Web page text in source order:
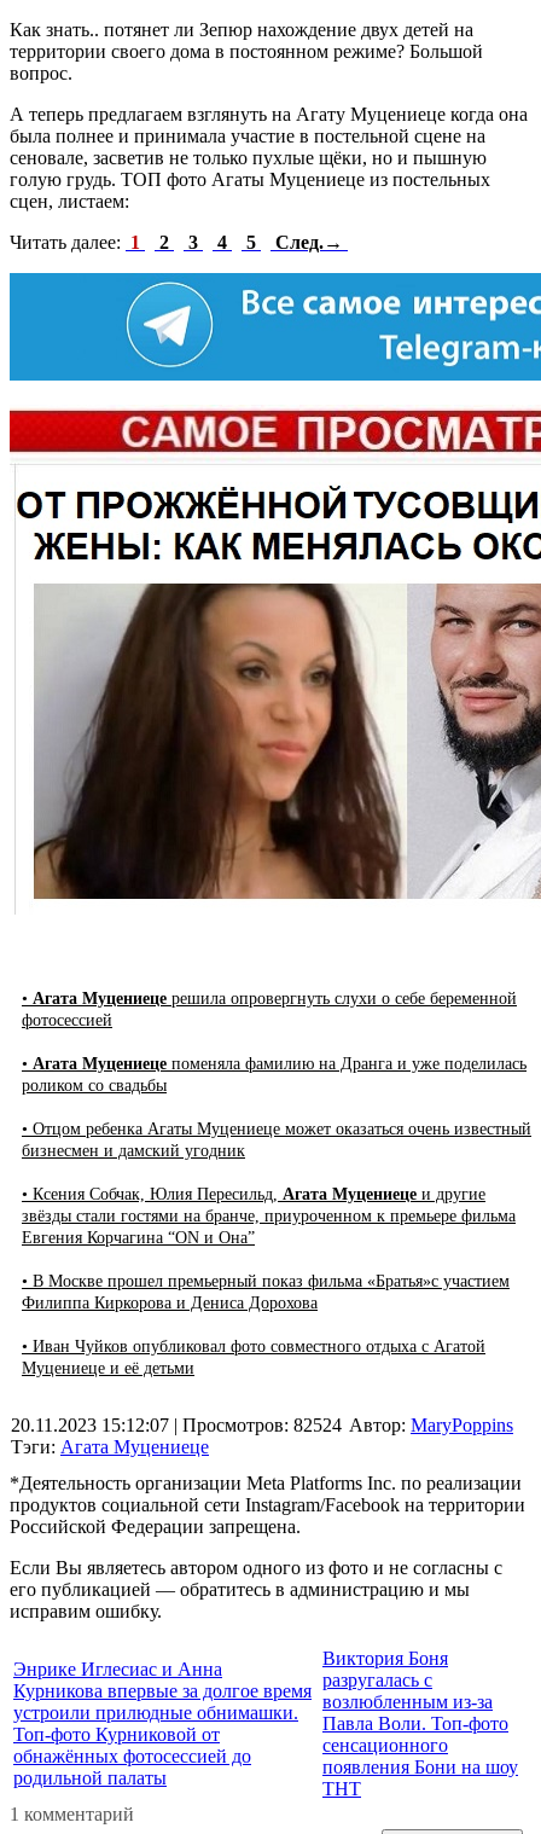
Как знать.. потянет ли Зепюр нахождение двух детей на
территории своего дома в постоянном режиме? Большой
вопрос.
А теперь предлагаем взглянуть на Агату Муцениеце когда она
была полнее и принимала участие в постельной сцене на
сеновале, засветив не только пухлые щёки, но и пышную
голую грудь. ТОП фото Агаты Муцениеце из постельных
сцен, листаем:
Читать далее: 1 2 3 4 5 След.→
• Агата Муцениеце решила опровергнуть слухи о себе беременной
фотосессией
• Агата Муцениеце поменяла фамилию на Дранга и уже поделилась
роликом со свадьбы
• Отцом ребенка Агаты Муцениеце может оказаться очень известный
бизнесмен и дамский угодник
• Ксения Собчак, Юлия Пересильд, Агата Муцениеце и другие
звёзды стали гостями на бранче, приуроченном к премьере фильма
Евгения Корчагина “ON и Она”
• В Москве прошел премьерный показ фильма «Братья»с участием
Филиппа Киркорова и Дениса Дорохова
• Иван Чуйков опубликовал фото совместного отдыха с Агатой
Муцениеце и её детьми
20.11.2023 15:12:07 | Просмотров: 82524
Тэги: Агата Муцениеце
Автор: MaryPoppins
*Деятельность организации Meta Platforms Inc. по реализации
продуктов социальной сети Instagram/Facebook на территории
Российской Федерации запрещена.
Если Вы являетесь автором одного из фото и не согласны с
его публикацией — обратитесь в администрацию и мы
исправим ошибку.
Энрике Иглесиас и Анна
Курникова впервые за долгое время
устроили прилюдные обнимашки.
Топ-фото Курниковой от
обнажённых фотосессией до
родильной палаты
Виктория Боня
разругалась с
возлюбленным из-за
Павла Воли. Топ-фото
сенсационного
появления Бони на шоу
ТНТ
1 комментарий